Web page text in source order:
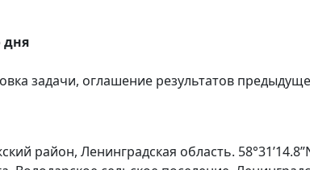
дня
задачи, оглашение результатов
район, Ленинградская область.